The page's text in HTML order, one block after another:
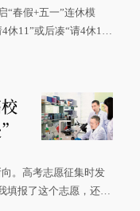
“春假+五一”连休模
休11”或后凑“请4休1
。高考志愿征集时发
报了这个志愿，还真